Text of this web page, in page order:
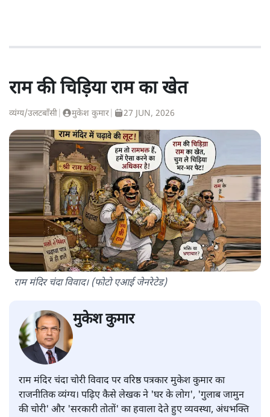
राम की चिड़िया राम का खेत
व्यंग्य/उलटबाँसी मुकेश कुमार 27 JUN, 2026
राम मंदिर चंदा विवाद। (फोटो एआई जेनरेटेड)
मुकेश कुमार
राम मंदिर चंदा चोरी विवाद पर वरिष्ठ पत्रकार मुकेश कुमार का
राजनीतिक व्यंग्य। पढ़िए कैसे लेखक ने 'घर के लोग', 'गुलाब जामुन
की चोरी' और 'सरकारी तोतों' का हवाला देते हुए व्यवस्था, अंधभक्ति